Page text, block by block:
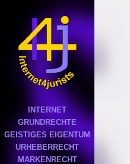
INTERNET
GRUNDRECHTE
GEISTIGES EIGENTUM
URHEBERRECHT
MARKENRECHT